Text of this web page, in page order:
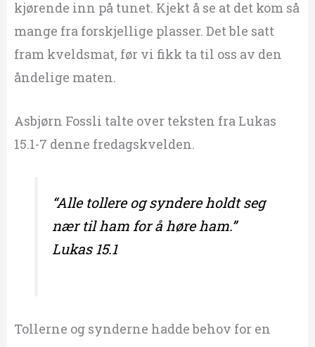
kjørende inn på tunet. Kjekt å se at det kom så
mange fra forskjellige plasser. Det ble satt
fram kveldsmat, før vi fikk ta til oss av den
åndelige maten.
Asbjørn Fossli talte over teksten fra Lukas
15.1-7 denne fredagskvelden.
“Alle tollere og syndere holdt seg
nær til ham for å høre ham.”
Lukas 15.1
Tollerne og synderne hadde behov for en